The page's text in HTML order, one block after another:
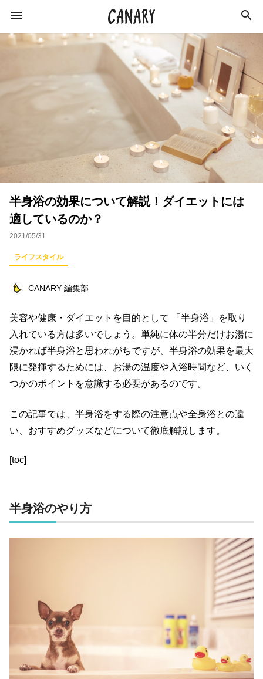
KEYWORD
キーワード
ライフスタイル 学び
健康 スキルアップ ダイエット 美容
エンターテインメント インタビュー
トレーニング
オフ会レポート クリエイター グルメ
社会 ファッション 音楽 海外
コミュニティ
半身浴の効果について解説！ダイエットには
適しているのか？
2021/05/31
ライフスタイル
CANARY 編集部
美容や健康・ダイエットを目的として 「半身浴」を取り
入れている方は多いでしょう。単純に体の半分だけお湯に
浸かれば半身浴と思われがちですが、半身浴の効果を最大
限に発揮するためには、お湯の温度や入浴時間など、いく
つかのポイントを意識する必要があるのです。
この記事では、半身浴をする際の注意点や全身浴との違
い、おすすめグッズなどについて徹底解説します。
[toc]
半身浴のやり方